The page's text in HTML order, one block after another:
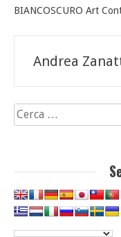
BIANCOSCURO Art
Navigazione
articoli
Andrea
Ricerca
per: